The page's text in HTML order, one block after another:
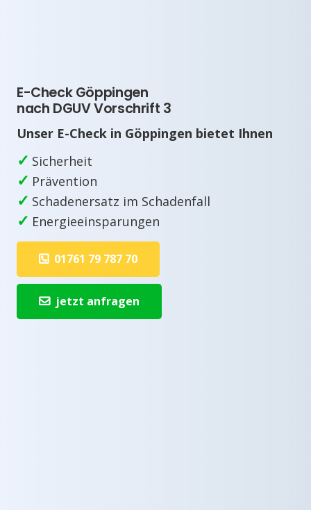
E-Check Göppingen
nach DGUV Vorschrift 3
Unser E-Check in Göppingen bietet Ihnen
✓ Sicherheit
✓ Prävention
✓ Schadenersatz im Schadenfall
✓ Energieeinsparungen
01761 79 787 70
jetzt anfragen